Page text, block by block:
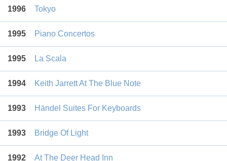
1996 Tokyo
1995 Piano Concertos
1995 La Scala
1994 Keith Jarrett At The Blue Note
1993 Händel Suites For Keyboards
1993 Bridge Of Light
1992 At The Deer Head Inn